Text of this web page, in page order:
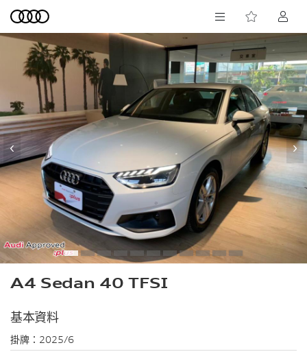
‹ ›
A4 Sedan 40 TFSI
基本資料
掛牌： 2025/6